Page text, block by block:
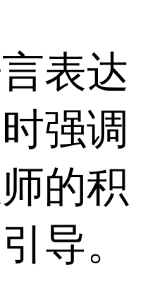
表达
强调
的积
导。